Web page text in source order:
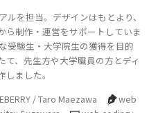
ルを担当。デザインはもとより、
ら制作・運営をサポートしていま
受験生・大学院生の獲得を目的
て、先生方や大学職員の方とディ
ました。
/ Taro Maezawa
web